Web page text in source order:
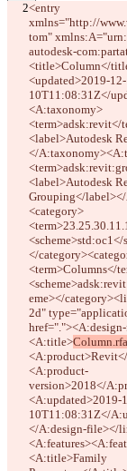
<entry
xmlns="http://
tom"
autodesk-
<title>Column</
<updated>2019-12-
10T11:08:31Z</
<A:taxonomy>
<term>adsk:revit</
<label>Autodesk
</
<label>Autodesk
Grouping</
<category>
<scheme>std:oc1</
</
<term>Columns</
eme></
2d"
<A:title>Column.rfa
<A:product-
version>2018</
<A:updated>2019-
10T11:08:31Z</
</A:design-file></
<A:title>Family
저장된 비교 결
원본
수정본
비교하기
© 2026 Checker
문의
CLI
이용약관
개인정보처리방
API
iManage
English
Deutsch
Español
Français
हिन्दी
Italiano
日本語
Português
简体中文